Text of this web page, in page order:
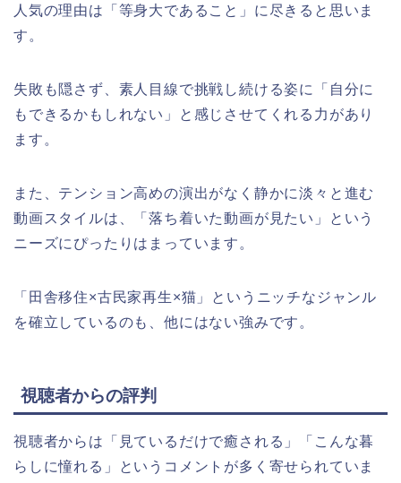
人気の理由は「等身大であること」に尽きると思いま
す。
失敗も隠さず、素人目線で挑戦し続ける姿に「自分に
もできるかもしれない」と感じさせてくれる力があり
ます。
また、テンション高めの演出がなく静かに淡々と進む
動画スタイルは、「落ち着いた動画が見たい」という
ニーズにぴったりはまっています。
「田舎移住×古民家再生×猫」というニッチなジャンル
を確立しているのも、他にはない強みです。
視聴者からの評判
視聴者からは「見ているだけで癒される」「こんな暮
らしに憧れる」というコメントが多く寄せられていま